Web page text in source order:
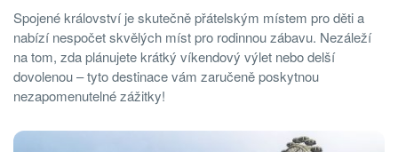
Spojené království je skutečně přátelským místem pro děti a
nabízí nespočet skvělých míst pro rodinnou zábavu. Nezáleží
na tom, zda plánujete krátký víkendový výlet nebo delší
dovolenou – tyto destinace vám zaručeně poskytnou
nezapomenutelné zážitky!